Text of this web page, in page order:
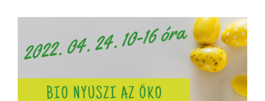
Larger
Image